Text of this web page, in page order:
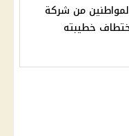
من شركة
خطيبته